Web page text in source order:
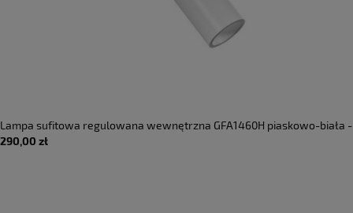
Lampa sufitowa regulowana wewnętrzna GFA1460H piaskowo-biała -
LED 7W 2700K 509lm 220-240V AC 50-60 Hz 38° IP20 - GEA LUCE
290,00 zł